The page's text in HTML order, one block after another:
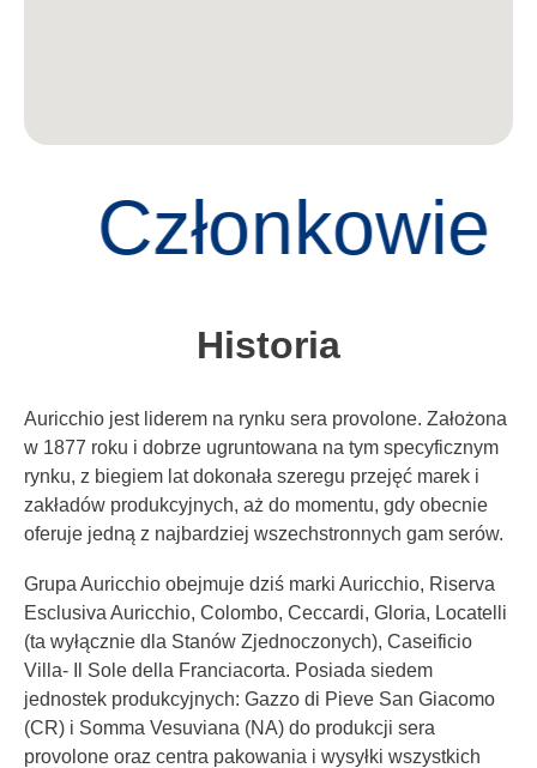
Członkowie
Historia
Auricchio jest liderem na rynku sera provolone. Założona
w 1877 roku i dobrze ugruntowana na tym specyficznym
rynku, z biegiem lat dokonała szeregu przejęć marek i
zakładów produkcyjnych, aż do momentu, gdy obecnie
oferuje jedną z najbardziej wszechstronnych gam serów.
Grupa Auricchio obejmuje dziś marki Auricchio, Riserva
Esclusiva Auricchio, Colombo, Ceccardi, Gloria, Locatelli
(ta wyłącznie dla Stanów Zjednoczonych), Caseificio
Villa- Il Sole della Franciacorta. Posiada siedem
jednostek produkcyjnych: Gazzo di Pieve San Giacomo
(CR) i Somma Vesuviana (NA) do produkcji sera
provolone oraz centra pakowania i wysyłki wszystkich